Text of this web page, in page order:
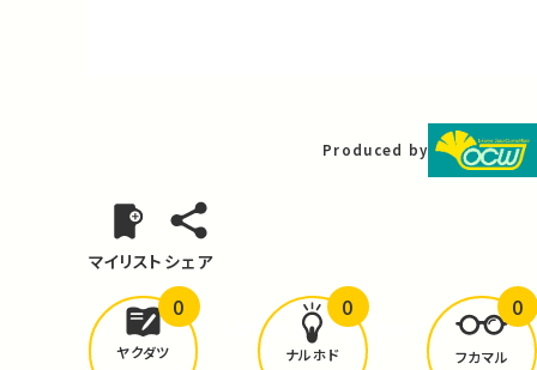
Produced by
マイリスト シェア
どんな学びがありましたか？
ヤクダツ
0
ナルホド
0
フカマル
0